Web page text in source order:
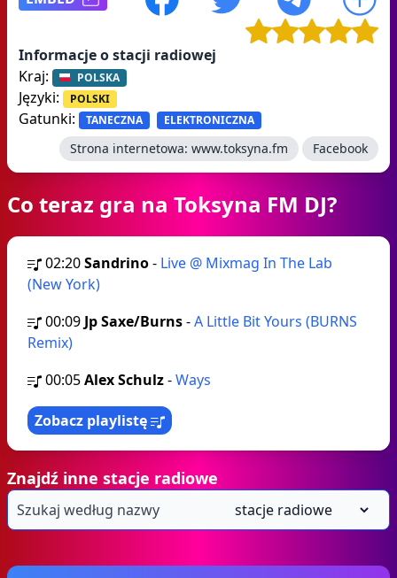
Informacje o stacji radiowej
Kraj:
POLSKA
Języki: POLSKI
Gatunki: TANECZNA ELEKTRONICZNA
Strona internetowa: www.toksyna.fm Facebook
Co teraz gra na Toksyna FM DJ?
02:20Sandrino- Live @ Mixmag In The Lab
(New York)
00:09 Jp Saxe/Burns-A Little Bit Yours (BURNS
Remix)
00:05Alex Schulz-Ways
Zobacz playlistę
Znajdź inne stacje radiowe